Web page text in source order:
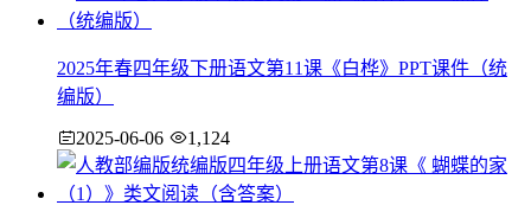
2025年春四年级下册语文第11课《白桦》PPT课件（统
编版）
2025-06-06 1,124